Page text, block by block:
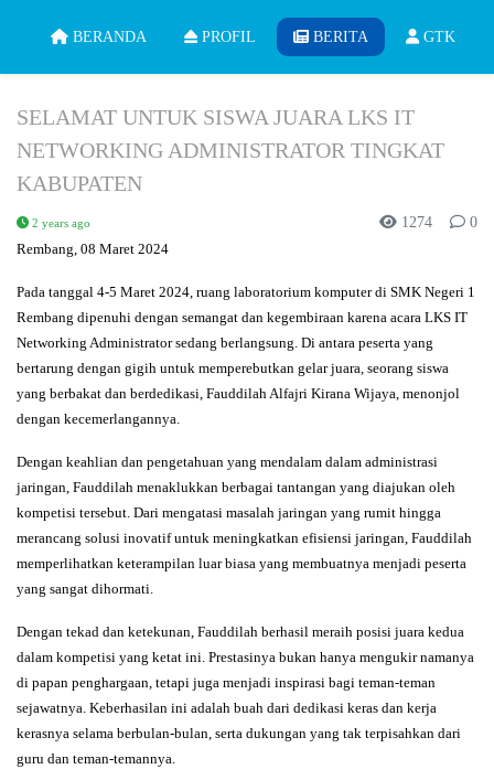
BERANDA PROFIL BERITA GTK
SELAMAT UNTUK SISWA JUARA LKS IT
NETWORKING ADMINISTRATOR TINGKAT
KABUPATEN
2 years ago 0
1274
Rembang, 08 Maret 2024
Pada tanggal 4-5 Maret 2024, ruang laboratorium komputer di SMK Negeri 1
Rembang dipenuhi dengan semangat dan kegembiraan karena acara LKS IT
Networking Administrator sedang berlangsung. Di antara peserta yang
bertarung dengan gigih untuk memperebutkan gelar juara, seorang siswa
yang berbakat dan berdedikasi, Fauddilah Alfajri Kirana Wijaya, menonjol
dengan kecemerlangannya.
Dengan keahlian dan pengetahuan yang mendalam dalam administrasi
jaringan, Fauddilah menaklukkan berbagai tantangan yang diajukan oleh
kompetisi tersebut. Dari mengatasi masalah jaringan yang rumit hingga
merancang solusi inovatif untuk meningkatkan efisiensi jaringan, Fauddilah
memperlihatkan keterampilan luar biasa yang membuatnya menjadi peserta
yang sangat dihormati.
Dengan tekad dan ketekunan, Fauddilah berhasil meraih posisi juara kedua
dalam kompetisi yang ketat ini. Prestasinya bukan hanya mengukir namanya
di papan penghargaan, tetapi juga menjadi inspirasi bagi teman-teman
sejawatnya. Keberhasilan ini adalah buah dari dedikasi keras dan kerja
kerasnya selama berbulan-bulan, serta dukungan yang tak terpisahkan dari
guru dan teman-temannya.